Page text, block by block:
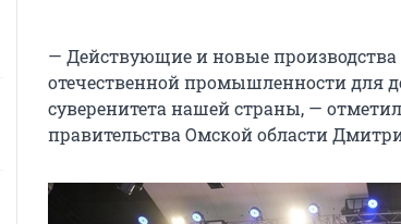
— Действующие и новые
отечественной промышленности для
суверенитета нашей страны, —
правительства Омской области